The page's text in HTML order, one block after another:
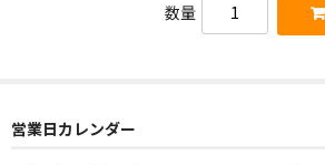
数量
営業日カレンダー